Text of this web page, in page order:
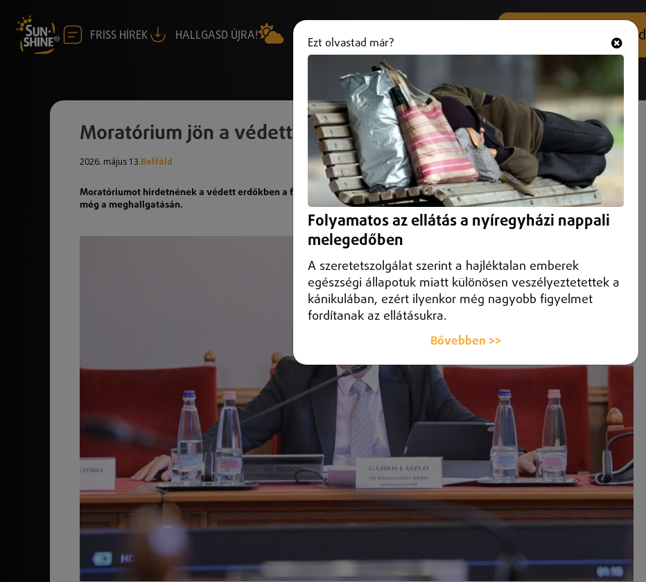
FRISS HÍREK HALLGASD ÚJRA! +36 (20) 316 3000 Hallgasd és nézd
Moratórium jön a védett erdőkben
2026. május 13.Belföld
Moratóriumot hirdetnének a védett erdőkben a fakitermelésre – erről beszélt Gajdos László élő környezetért felelős miniszter
még a meghallgatásán.
Ezt olvastad már?
Folyamatos az ellátás a nyíregyházi nappali
melegedőben
A szeretetszolgálat szerint a hajléktalan emberek
egészségi állapotuk miatt különösen veszélyeztetettek a
kánikulában, ezért ilyenkor még nagyobb figyelmet
fordítanak az ellátásukra.
Bővebben >>